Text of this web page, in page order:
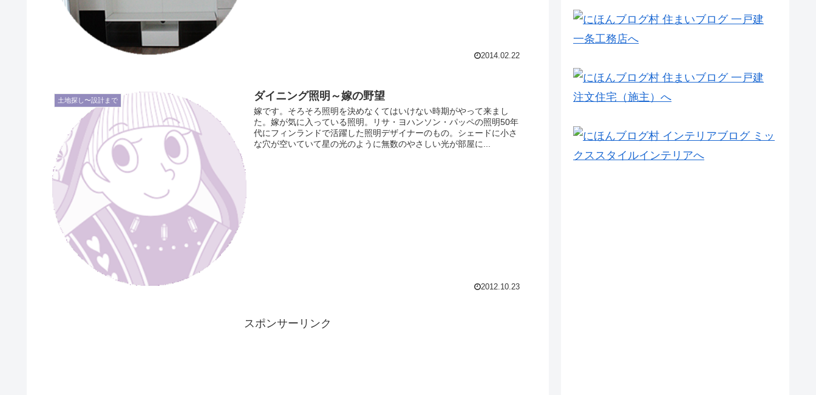
2014.02.22
土地探し〜設計まで ダイニング照明～嫁の野望
嫁です。そろそろ照明を決めなくてはいけない時期がやって来まし
た。嫁が気に入っている照明。リサ・ヨハンソン・パッペの照明50年
代にフィンランドで活躍した照明デザイナーのもの。シェードに小さ
な穴が空いていて星の光のように無数のやさしい光が部屋に...
2012.10.23
スポンサーリンク